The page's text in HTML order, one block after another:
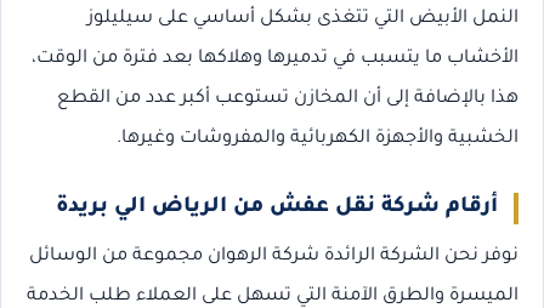
النمل الأبيض التي تتغذى بشكل أساسي على سيليلوز
الأخشاب ما يتسبب في تدميرها وهلاكها بعد فترة من الوقت،
هذا بالإضافة إلى أن المخازن تستوعب أكبر عدد من القطع
الخشبية والأجهزة الكهربائية والمفروشات وغيرها.
أرقام شركة نقل عفش من الرياض الي بريدة
نوفر نحن الشركة الرائدة شركة الرهوان مجموعة من الوسائل
الميسرة والطرق الآمنة التي تسهل على العملاء طلب الخدمة